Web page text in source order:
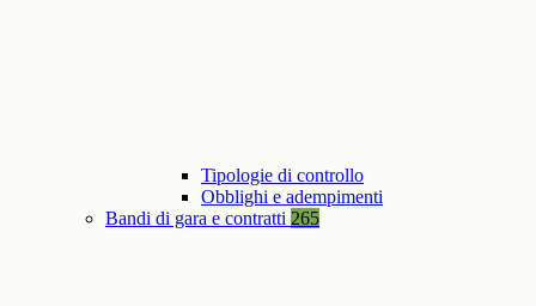
Tipologie di controllo
Obblighi e adempimenti
Bandi di gara e contratti 265